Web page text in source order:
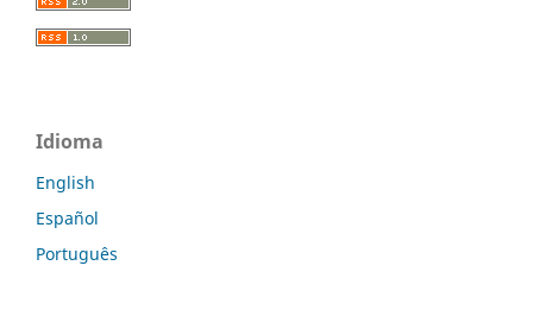
Idioma
English
Español
Português